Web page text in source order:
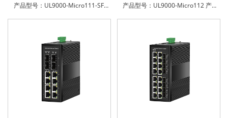
产品型号：UL9000-Micro111-SFP 产品名称：微型1光1电百兆收发器，SFP 支持5~15VDC宽电压输入 电口支持全/半双工方式、MDI/MDI-X自动侦测 光口支持单模、多模、单纤、双纤 微型机身，工作温度-10℃~ +50℃ 防雷防静电：6KV防浪涌保护，接触放电8KV，空气放电15KV 电源输入极性保护设计，反接无忧 权威检测：公安部、交通部、电信进网许可等 IP-40防护等级，防尘防潮无忧 产品型号：UL9000-Micro112 产品名称：微型1光1电千兆收发器，SC/FC/ST可选，光口百千自适应 支持5~15VDC宽电压输入 电口支持全/半双工方式、MDI/MDI-X自动侦测 光口支持单模、多模、单纤、双纤 微型机身，工作温度-10℃~ +50℃ 防雷防静电：6KV防浪涌保护，接触放电8KV，空气放电15KV 电源输入极性保护设计，反接无忧 权威检测：公安部、交通部、电信进网许可等 IP-40防护等级，防尘防潮无忧